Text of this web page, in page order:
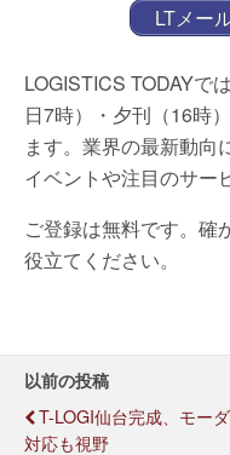
LTメー
LOGISTICS TODAYで
日7時）・夕刊（16時
ます。業界の最新動向
イベントや注目のサー
ご登録は無料です。確
役立てください。
以前の投稿
T-LOGI仙台完成、モー
対応も視野